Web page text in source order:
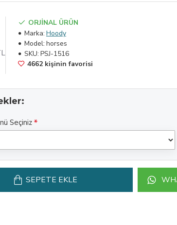
ORJİNAL ÜRÜN
Marka: Hoody
Model: horses
SKU: PSJ-1516
4662 kişinin favorisi
Seçiniz
SEPETE EKLE